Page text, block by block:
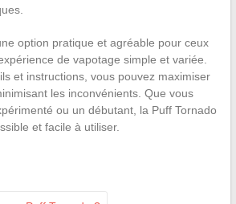
option pratique et agréable pour ceux
de vapotage simple et variée.
et instructions, vous pouvez maximiser
les inconvénients. Que vous
ou un débutant, la Puff Tornado
et facile à utiliser.